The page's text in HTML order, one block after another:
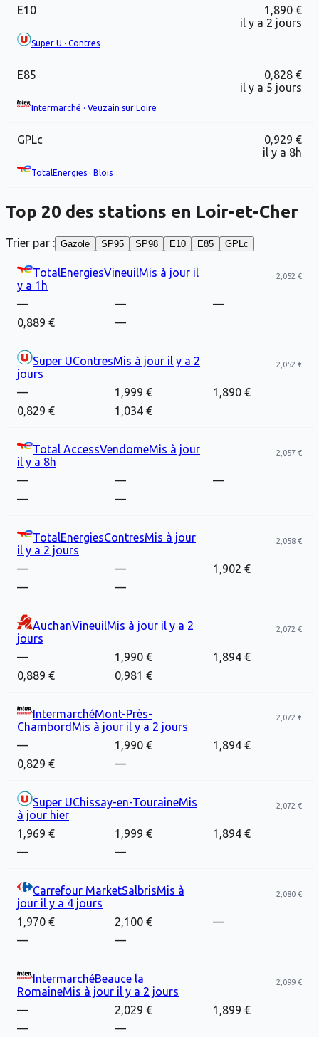
E10
1,890 €
il y a 2 jours
Super U · Contres
E85
0,828 €
il y a 5 jours
Intermarché · Veuzain sur Loire
GPLc
0,929 €
il y a 8h
TotalEnergies · Blois
Top 20 des stations en Loir-et-Cher
Trier par : Gazole SP95 SP98 E10 E85 GPLc
TotalEnergiesVineuil Mis à jour il
y a 1h
2,052 €
— —
—
0,889 €
—
Super UContresMis à jour il y a 2
jours
2,052 €
— 1,999 €
1,890 €
0,829 €
1,034 €
Total AccessVendomeMis à jour
il y a 8h
2,057 €
— —
—
—
—
TotalEnergiesContresMis à jour
il y a 2 jours
2,058 €
— —
1,902 €
—
—
AuchanVineuil Mis à jour il y a 2
jours
2,072 €
— 1,990 €
1,894 €
0,889 €
0,981 €
IntermarchéMont-Près-
Chambord Mis à jour il y a 2 jours
2,072 €
— 1,990 €
1,894 €
0,829 €
—
Super UChissay-en-TouraineMis
à jour hier
2,072 €
1,969 € 1,999 €
1,894 €
—
—
Carrefour MarketSalbrisMis à
jour il y a 4 jours
2,080 €
1,970 € 2,100 €
—
—
—
IntermarchéBeauce la
RomaineMis à jour il y a 2 jours
2,099 €
— 2,029 €
1,899 €
—
—